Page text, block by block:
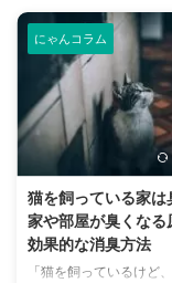
にゃんコラム
猫を飼っている家は
家や部屋が臭くなる
効果的な消臭方法
「猫を飼っているけど